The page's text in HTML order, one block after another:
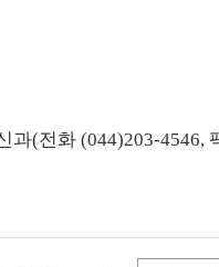
(전화 (044)203-4546,